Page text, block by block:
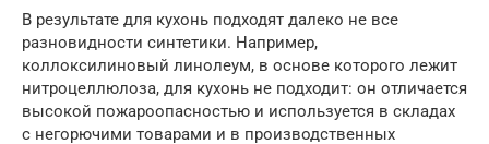
В результате для кухонь подходят далеко не все
разновидности синтетики. Например,
коллоксилиновый линолеум, в основе которого лежит
нитроцеллюлоза, для кухонь не подходит: он отличается
высокой пожароопасностью и используется в складах
с негорючими товарами и в производственных